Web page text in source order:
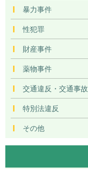
暴力事件
性犯罪
財産事件
薬物事件
交通違反・交通事故
特別法違反
その他